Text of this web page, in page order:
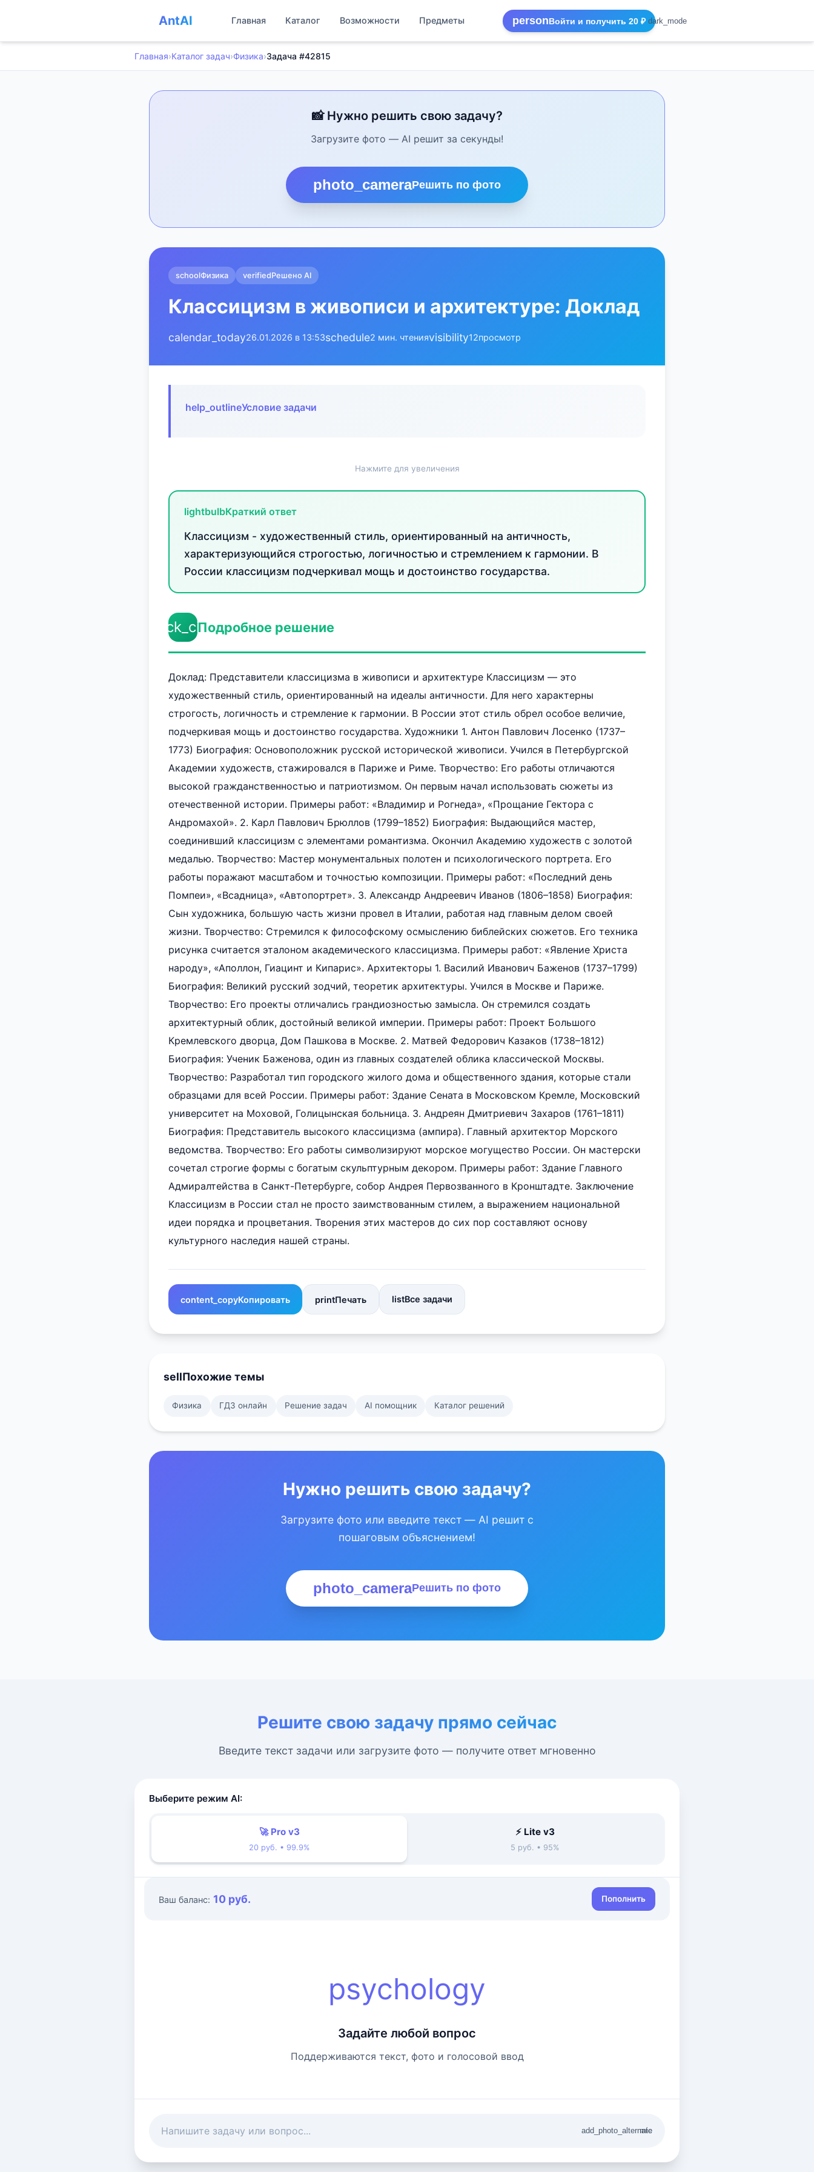
AntAI Главная Каталог Возможности Предметы personВойти и получить 20 ₽ dark_mode
Главная›Каталог задач›Физика›Задача #42815
📸 Нужно решить свою задачу?
Загрузите фото — AI решит за секунды!
photo_cameraРешить по фото
schoolФизика verifiedРешено AI
Классицизм в живописи и архитектуре: Доклад
calendar_today26.01.2026 в 13:53schedule2 мин. чтенияvisibility12просмотр
help_outlineУсловие задачи
Нажмите для увеличения
lightbulbКраткий ответ
Классицизм - художественный стиль, ориентированный на античность,
характеризующийся строгостью, логичностью и стремлением к гармонии. В
России классицизм подчеркивал мощь и достоинство государства.
check_circleПодробное решение
Доклад: Представители классицизма в живописи и архитектуре Классицизм — это
художественный стиль, ориентированный на идеалы античности. Для него характерны
строгость, логичность и стремление к гармонии. В России этот стиль обрел особое величие,
подчеркивая мощь и достоинство государства. Художники 1. Антон Павлович Лосенко (1737–
1773) Биография: Основоположник русской исторической живописи. Учился в Петербургской
Академии художеств, стажировался в Париже и Риме. Творчество: Его работы отличаются
высокой гражданственностью и патриотизмом. Он первым начал использовать сюжеты из
отечественной истории. Примеры работ: «Владимир и Рогнеда», «Прощание Гектора с
Андромахой». 2. Карл Павлович Брюллов (1799–1852) Биография: Выдающийся мастер,
соединивший классицизм с элементами романтизма. Окончил Академию художеств с золотой
медалью. Творчество: Мастер монументальных полотен и психологического портрета. Его
работы поражают масштабом и точностью композиции. Примеры работ: «Последний день
Помпеи», «Всадница», «Автопортрет». 3. Александр Андреевич Иванов (1806–1858) Биография:
Сын художника, большую часть жизни провел в Италии, работая над главным делом своей
жизни. Творчество: Стремился к философскому осмыслению библейских сюжетов. Его техника
рисунка считается эталоном академического классицизма. Примеры работ: «Явление Христа
народу», «Аполлон, Гиацинт и Кипарис». Архитекторы 1. Василий Иванович Баженов (1737–1799)
Биография: Великий русский зодчий, теоретик архитектуры. Учился в Москве и Париже.
Творчество: Его проекты отличались грандиозностью замысла. Он стремился создать
архитектурный облик, достойный великой империи. Примеры работ: Проект Большого
Кремлевского дворца, Дом Пашкова в Москве. 2. Матвей Федорович Казаков (1738–1812)
Биография: Ученик Баженова, один из главных создателей облика классической Москвы.
Творчество: Разработал тип городского жилого дома и общественного здания, которые стали
образцами для всей России. Примеры работ: Здание Сената в Московском Кремле, Московский
университет на Моховой, Голицынская больница. 3. Андреян Дмитриевич Захаров (1761–1811)
Биография: Представитель высокого классицизма (ампира). Главный архитектор Морского
ведомства. Творчество: Его работы символизируют морское могущество России. Он мастерски
сочетал строгие формы с богатым скульптурным декором. Примеры работ: Здание Главного
Адмиралтейства в Санкт-Петербурге, собор Андрея Первозванного в Кронштадте. Заключение
Классицизм в России стал не просто заимствованным стилем, а выражением национальной
идеи порядка и процветания. Творения этих мастеров до сих пор составляют основу
культурного наследия нашей страны.
content_copyКопировать printПечать listВсе задачи
sellПохожие темы
Физика ГДЗ онлайн Решение задач AI помощник Каталог решений
Нужно решить свою задачу?
Загрузите фото или введите текст — AI решит с
пошаговым объяснением!
photo_cameraРешить по фото
Решите свою задачу прямо сейчас
Введите текст задачи или загрузите фото — получите ответ мгновенно
Выберите режим AI:
🚀 Pro v3
20 руб. • 99.9%
⚡ Lite v3
5 руб. • 95%
Ваш баланс: 10 руб. Пополнить
psychology
Задайте любой вопрос
Поддерживаются текст, фото и голосовой ввод
add_photo_alternate
mic